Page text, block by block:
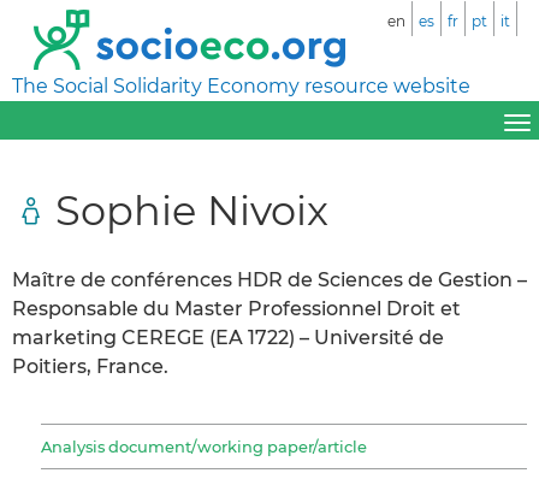
The Social Solidarity Economy resource website
en es fr pt it
Sophie Nivoix
Maître de conférences HDR de Sciences de Gestion –
Responsable du Master Professionnel Droit et
marketing CEREGE (EA 1722) – Université de
Poitiers, France.
Analysis document/working paper/article